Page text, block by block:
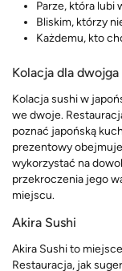
Parze, która lubi
Bliskim, którzy
Każdemu, kto
Kolacja dla dwojga
Kolacja sushi w
we dwoje.
poznać japońską
prezentowy
wykorzystać na
przekroczenia jego
miejscu.
Akira Sushi
Akira Sushi to
Restauracja, jak